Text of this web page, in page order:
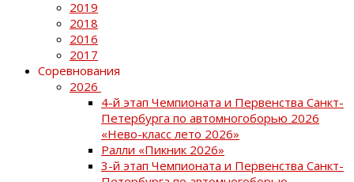
2019
2018
2016
2017
Соревнования
2026
4-й этап Чемпионата и Первенства Санкт-
Петербурга по автомногоборью 2026
«Нево-класс лето 2026»
Ралли «Пикник 2026»
3-й этап Чемпионата и Первенства Санкт-